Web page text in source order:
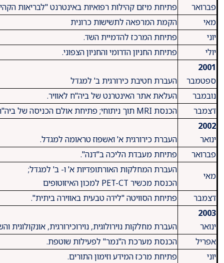
פברואר
פתיחת מיזם קהילות רפואיות באינטרנט "לבריאות
מאי
הקמת המרפאה לתשישות כרונית
יוני
פתיחת המרכז להדמיית השד.
יולי
פתיחת החניון הדרומי והחניון הצפוני.
2001
ספטמבר
העברת חטיבת כירורגית ב' למגדל
נובמבר
העלאת אתר האינטרנט של ביה"ח לאוויר.
דצמבר
הכנסת MRI תוך ניתוחי; פתיחת אולם הכניסה של ביה"ח והמרכז המסחרי .
2002
ינואר
העברת כירורגית א' ואשפוז טראומה למגדל.
פברואר
פתיחת מעבדת הליכה ב"דנה".
מאי
העברת המחלקות האורתופדיות א' ו- ב' למגדל;
הכנסת מכשיר PET-CT למכון האיזוטופים
דצמבר
פתיחת הסוויטה "לידה טבעית באווירה ביתית".
2003
ינואר
העברת מחלקות נוירולוגית, נוירוכירורגית,
אפריל
הכנסת מערכת ה"נמר" לפעילות שוטפת.
יוני
פתיחת מרכז המידע וזימון התורים.